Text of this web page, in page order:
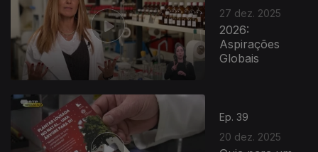
27 dez. 2025
2026:
Aspirações
Globais
Ep. 39
20 dez. 2025